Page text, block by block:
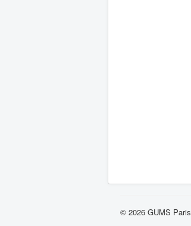
© 2026 GUMS Paris